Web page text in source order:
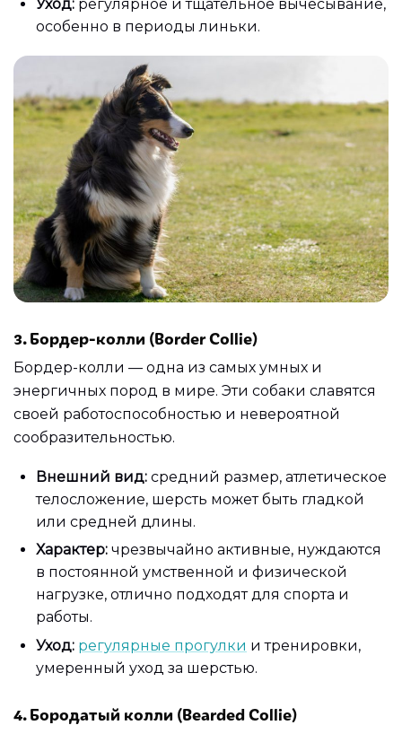
Уход: регулярное и тщательное вычесывание,
особенно в периоды линьки.
3. Бордер-колли (Border Collie)
Бордер-колли — одна из самых умных и
энергичных пород в мире. Эти собаки славятся
своей работоспособностью и невероятной
сообразительностью.
Внешний вид: средний размер, атлетическое
телосложение, шерсть может быть гладкой
или средней длины.
Характер: чрезвычайно активные, нуждаются
в постоянной умственной и физической
нагрузке, отлично подходят для спорта и
работы.
Уход: регулярные прогулки и тренировки,
умеренный уход за шерстью.
4. Бородатый колли (Bearded Collie)